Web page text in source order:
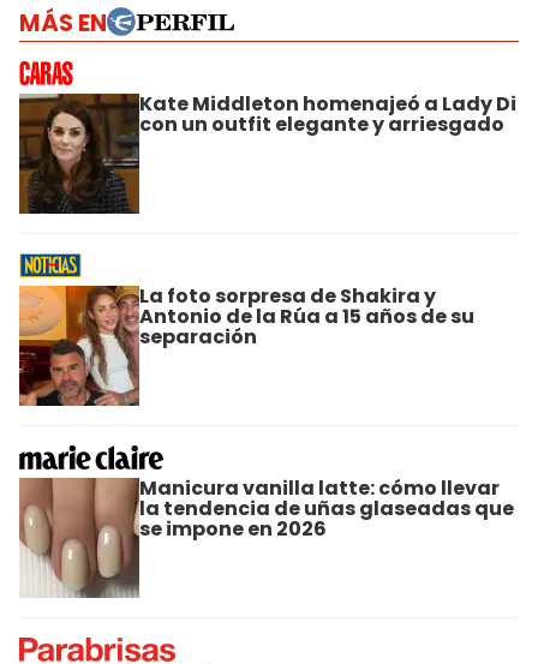
MÁS EN
Kate Middleton homenajeó a Lady Di
con un outfit elegante y arriesgado
La foto sorpresa de Shakira y
Antonio de la Rúa a 15 años de su
separación
Manicura vanilla latte: cómo llevar
la tendencia de uñas glaseadas que
se impone en 2026